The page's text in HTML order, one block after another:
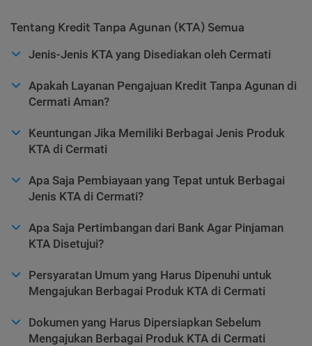
Tentang Kredit Tanpa Agunan (KTA) Semua
Jenis-Jenis KTA yang Disediakan oleh Cermati
Apakah Layanan Pengajuan Kredit Tanpa Agunan di
Cermati Aman?
Keuntungan Jika Memiliki Berbagai Jenis Produk
KTA di Cermati
Apa Saja Pembiayaan yang Tepat untuk Berbagai
Jenis KTA di Cermati?
Apa Saja Pertimbangan dari Bank Agar Pinjaman
KTA Disetujui?
Persyaratan Umum yang Harus Dipenuhi untuk
Mengajukan Berbagai Produk KTA di Cermati
Dokumen yang Harus Dipersiapkan Sebelum
Mengajukan Berbagai Produk KTA di Cermati